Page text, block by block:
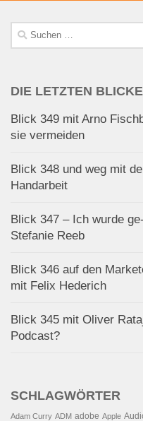
Suchen
nach:
DIE LETZTEN BLICKE
Blick 349 mit Arno
sie vermeiden
Blick 348 und weg mit
Handarbeit
Blick 347 – Ich wurde
Stefanie Reeb
Blick 346 auf den
mit Felix Hederich
Blick 345 mit Oliver
Podcast?
SCHLAGWÖRTER
Adam Curry ADM adobe Apple